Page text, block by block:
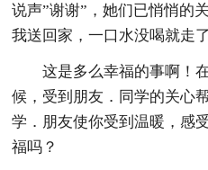
说声”谢谢”，她们已悄悄的
我送回家，一口水没喝就
这是多么幸福的事啊！
候，受到朋友．同学的关心
学．朋友使你受到温暖，感
福吗？